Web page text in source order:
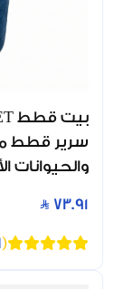
سرير قطط
والحيوانات
73.91
(
1